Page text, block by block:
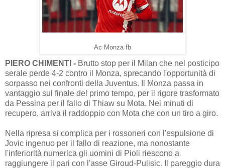
Ac Monza fb
PIERO CHIMENTI - Brutto stop per il Milan che nel posticipo
serale perde 4-2 contro il Monza, sprecando l'opportunità di
sorpasso nei confronti della Juventus. Il Monza passa in
vantaggio sul finale del primo tempo, per il rigore trasformato
da Pessina per il fallo di Thiaw su Mota. Nei minuti di
recupero, arriva il raddoppio con Mota che con un tiro a giro.
Nella ripresa si complica per i rossoneri con l'espulsione di
Jovic ingenuo per il fallo di reazione, ma nonostante
l'inferiorità numerica gli uomini di Pioli riescono a
raggiungere il pari con l'asse Giroud-Pulisic. Il pareggio dura